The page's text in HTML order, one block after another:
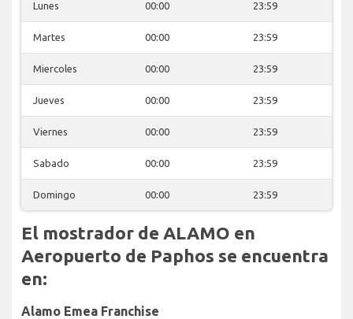
Lunes 00:00 23:59
Martes 00:00 23:59
Miercoles 00:00 23:59
Jueves 00:00 23:59
Viernes 00:00 23:59
Sabado 00:00 23:59
Domingo 00:00 23:59
El mostrador de ALAMO en
Aeropuerto de Paphos se encuentra
en:
Alamo Emea Franchise